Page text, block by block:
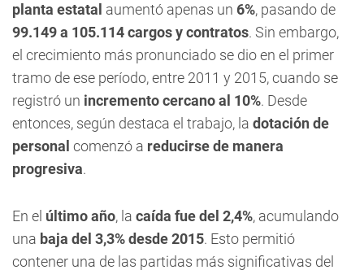
planta estatal aumentó apenas un 6%, pasando de
99.149 a 105.114 cargos y contratos. Sin embargo,
el crecimiento más pronunciado se dio en el primer
tramo de ese período, entre 2011 y 2015, cuando se
registró un incremento cercano al 10%. Desde
entonces, según destaca el trabajo, la dotación de
personal comenzó a reducirse de manera
progresiva.
En el último año, la caída fue del 2,4%, acumulando
una baja del 3,3% desde 2015. Esto permitió
contener una de las partidas más significativas del